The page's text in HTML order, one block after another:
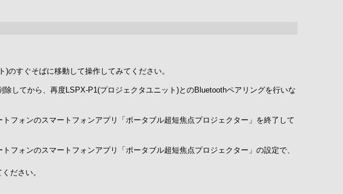
のすぐそばに移動して操作してみてください。
してから、再度LSPX-P1(プロジェクタユニット)とのBluetoothペアリングを行いな
フォンのスマートフォンアプリ「ポータブル超短焦点プロジェクター」を終了して
フォンのスマートフォンアプリ「ポータブル超短焦点プロジェクター」の設定で、
ださい。